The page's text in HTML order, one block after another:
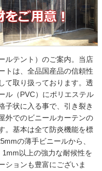
ルテント）のご案内。当店
トは、全品国産品の信頼性
て取り扱っております。透
ル（PVC）にポリエステル
子状に入る事で、引き裂き
外でのビニールカーテンの
。基本は全て防炎機能を標
の薄手ビニールから、
以上の強力な耐候性を
ションも豊富にございま